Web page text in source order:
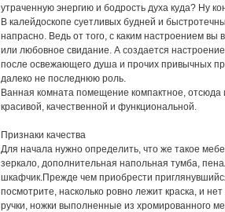
утраченную энергию и бодрость духа куда? Ну
В калейдоскопе суетливых будней и
напрасно. Ведь от того, с каким настроением
или любовное свидание. А создается
после освежающего душа и прочих привычных
далеко не последнюю роль.
Ванная комната помещение компактное,
красивой, качественной и функциональной.
Признаки качества
Для начала нужно определить, что же такое
зеркало, дополнительная напольная тумба,
шкафчик.Прежде чем приобрести
посмотрите, насколько ровно лежит краска, и
ручки, ножки выполненные из хромированного